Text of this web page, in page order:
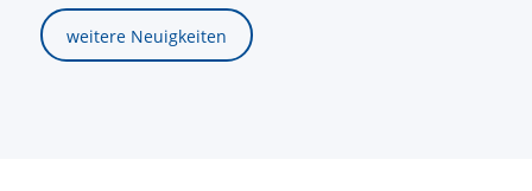
weitere Neuigkeiten